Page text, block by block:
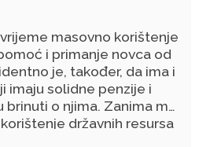
račune i ne plaćam poreze
masovno korištenje
i primanje novca od
je, također, da ima i
imaju solidne penzije i
o njima. Zanima me,
državnih resursa
poreza, plata itd.), je li